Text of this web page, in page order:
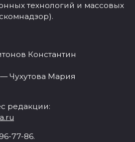
технологий и массовых
Константин
Чухутова Мария
редакции:
77-86.